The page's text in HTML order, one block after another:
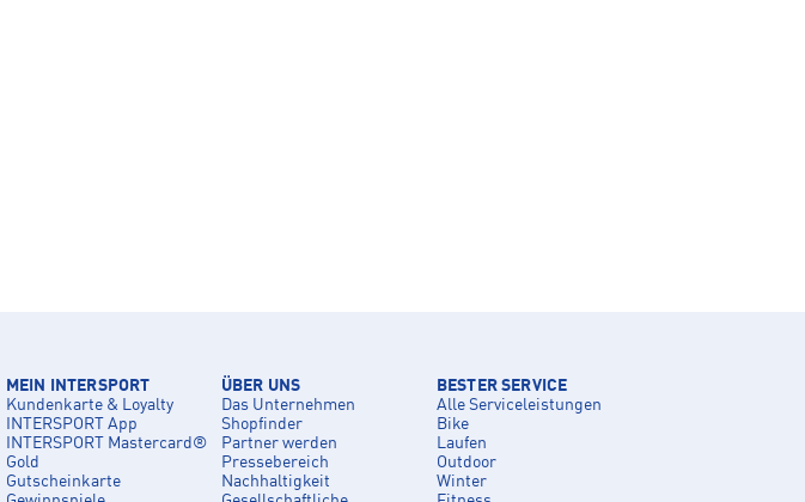
MEIN INTERSPORT
Kundenkarte & Loyalty
INTERSPORT App
INTERSPORT Mastercard®
Gold
Gutscheinkarte
ÜBER UNS
Das Unternehmen
Shopfinder
Partner werden
Pressebereich
Nachhaltigkeit
BESTER SERVICE
Alle Serviceleistungen
Bike
Laufen
Outdoor
Winter